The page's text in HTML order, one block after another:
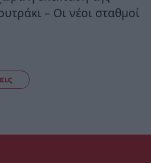
– Οι νέοι σταθμοί